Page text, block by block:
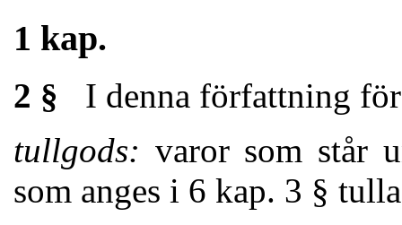
1 kap.
2 § I denna författning
tullgods: varor som står
som anges i 6 kap. 3 §